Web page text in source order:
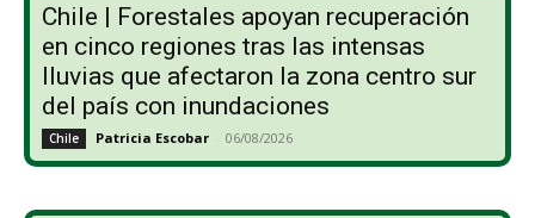
Chile | Forestales apoyan recuperación
en cinco regiones tras las intensas
lluvias que afectaron la zona centro sur
del país con inundaciones
Chile Patricia Escobar - 06/08/2026